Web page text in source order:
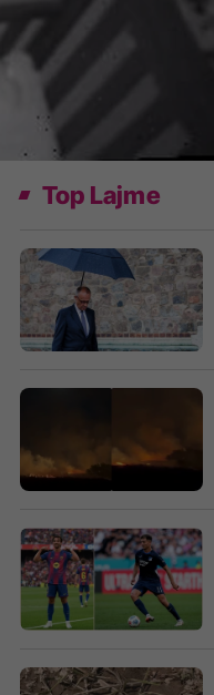
Top Lajme